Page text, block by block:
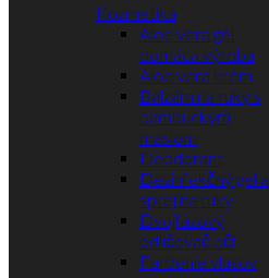
Kozmetika
Aloe vera gél
domáca výroba
Aloe vera krém
Balzám na ruky s
bambuckým
maslom
Deodorant
Dezinfekčný gél a
sprej na ruky
Dvojfázový
odličovač očí
Farbenie vlasov